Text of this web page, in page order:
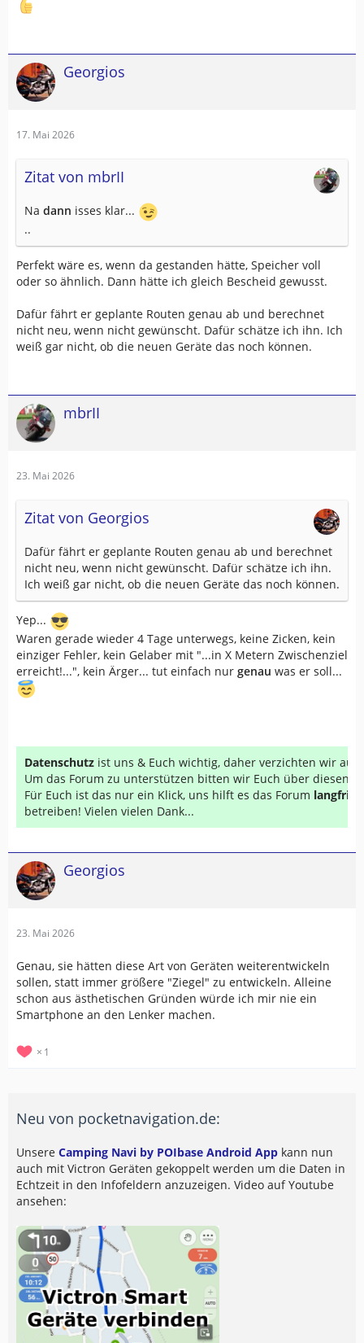
Georgios
17. Mai 2026
Zitat von mbrII
Na dann isses klar...
..
Perfekt wäre es, wenn da gestanden hätte, Speicher voll
oder so ähnlich. Dann hätte ich gleich Bescheid gewusst.
Dafür fährt er geplante Routen genau ab und berechnet
nicht neu, wenn nicht gewünscht. Dafür schätze ich ihn. Ich
weiß gar nicht, ob die neuen Geräte das noch können.
mbrII
23. Mai 2026
Zitat von Georgios
Dafür fährt er geplante Routen genau ab und berechnet
nicht neu, wenn nicht gewünscht. Dafür schätze ich ihn.
Ich weiß gar nicht, ob die neuen Geräte das noch können.
Yep...
Waren gerade wieder 4 Tage unterwegs, keine Zicken, kein
einziger Fehler, kein Gelaber mit "...in X Metern Zwischenziel
erreicht!...", kein Ärger... tut einfach nur genau was er soll...
Datenschutz ist uns & Euch wichtig, daher verzichten wir auf
Um das Forum zu unterstützen bitten wir Euch über diesen
Für Euch ist das nur ein Klick, uns hilft es das Forum
betreiben! Vielen vielen Dank...
Georgios
23. Mai 2026
Genau, sie hätten diese Art von Geräten weiterentwickeln
sollen, statt immer größere "Ziegel" zu entwickeln. Alleine
schon aus ästhetischen Gründen würde ich mir nie ein
Smartphone an den Lenker machen.
1
Neu von pocketnavigation.de:
Unsere Camping Navi by POIbase Android App kann nun
auch mit Victron Geräten gekoppelt werden um die Daten in
Echtzeit in den Infofeldern anzuzeigen. Video auf Youtube
ansehen: